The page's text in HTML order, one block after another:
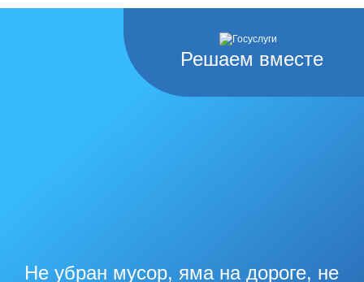
Решаем вместе
Не убран мусор, яма на дороге, не